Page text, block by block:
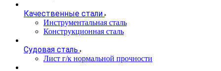
Качественные стали
Инструментальная сталь
Конструкционная сталь
Судовая сталь
Лист г/к нормальной прочности